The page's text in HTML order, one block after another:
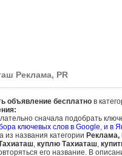
Реклама, PR
объявление бесплатнов
сначала подобрать
ключевых слов в Google, и в
названия категории Реклама,
, куплю Тахиаташ,
его название. В